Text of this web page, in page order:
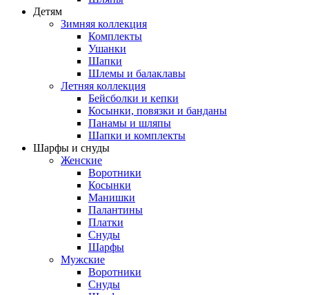
Детям
Зимняя коллекция
Комплекты
Ушанки
Шапки
Шлемы и балаклавы
Летняя коллекция
Бейсболки и кепки
Косынки, повязки и банданы
Панамы и шляпы
Шапки и комплекты
Шарфы и снуды
Женские
Воротники
Косынки
Манишки
Палантины
Платки
Снуды
Шарфы
Мужские
Воротники
Снуды